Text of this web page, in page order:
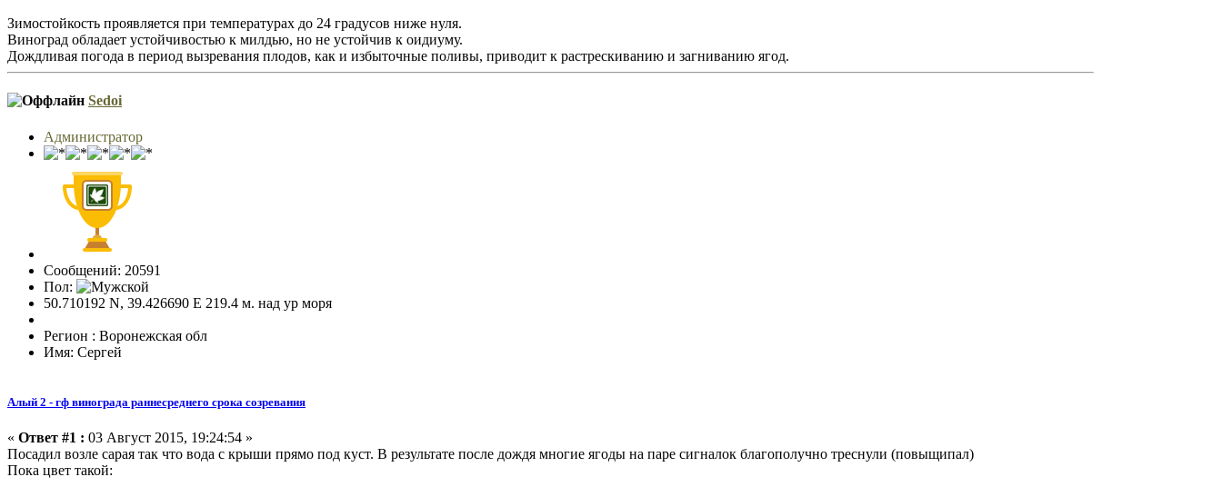
Зимостойкость проявляется при температурах до 24 градусов ниже нуля.
Виноград обладает устойчивостью к милдью, но не устойчив к оидиуму.
Дождливая погода в период вызревания плодов, как и избыточные поливы, приводит к растрескиванию и загниванию ягод.
Sedoi
Администратор
Сообщений: 20591
Пол:
50.710192 N, 39.426690 E 219.4 м. над ур моря
Регион : Воронежская обл
Имя: Сергей
Алый 2 - гф винограда раннесреднего срока созревания
« Ответ #1 : 03 Август 2015, 19:24:54 »
Посадил возле сарая так что вода с крыши прямо под куст. В результате после дождя многие ягоды на паре сигналок благополучно треснули (повыщипал)
Пока цвет такой: